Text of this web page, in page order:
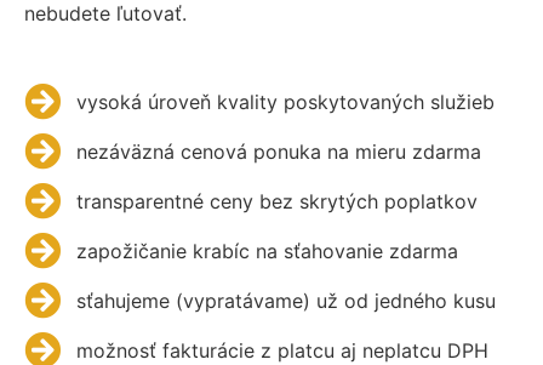
nebudete ľutovať.
vysoká úroveň kvality poskytovaných služieb
nezáväzná cenová ponuka na mieru zdarma
transparentné ceny bez skrytých poplatkov
zapožičanie krabíc na sťahovanie zdarma
sťahujeme (vypratávame) už od jedného kusu
možnosť fakturácie z platcu aj neplatcu DPH